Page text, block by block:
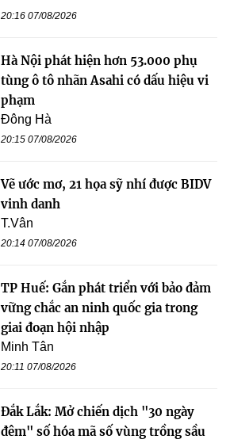
20:16 07/08/2026
Hà Nội phát hiện hơn 53.000 phụ
tùng ô tô nhãn Asahi có dấu hiệu vi
phạm
Đông Hà
20:15 07/08/2026
Vẽ ước mơ, 21 họa sỹ nhí được BIDV
vinh danh
T.Vân
20:14 07/08/2026
TP Huế: Gắn phát triển với bảo đảm
vững chắc an ninh quốc gia trong
giai đoạn hội nhập
Minh Tân
20:11 07/08/2026
Đắk Lắk: Mở chiến dịch "30 ngày
đêm" số hóa mã số vùng trồng sầu